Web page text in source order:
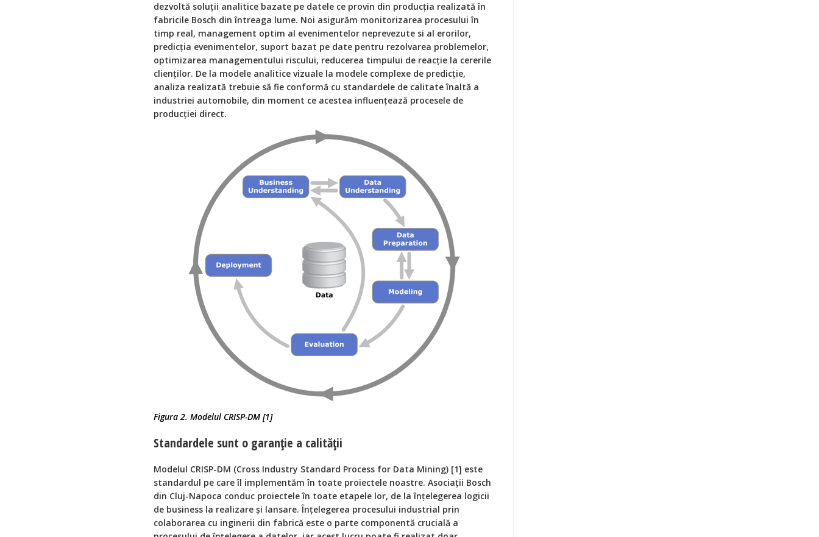
dezvoltă soluții analitice bazate pe datele ce provin din producția realizată în
fabricile Bosch din întreaga lume. Noi asigurăm monitorizarea procesului în
timp real, management optim al evenimentelor neprevezute si al erorilor,
predicția evenimentelor, suport bazat pe date pentru rezolvarea problemelor,
optimizarea managementului riscului, reducerea timpului de reacție la cererile
clienților. De la modele analitice vizuale la modele complexe de predicție,
analiza realizată trebuie să fie conformă cu standardele de calitate înaltă a
industriei automobile, din moment ce acestea influențează procesele de
producției direct.
Figura 2. Modelul CRISP-DM [1]
Standardele sunt o garanție a calității
Modelul CRISP-DM (Cross Industry Standard Process for Data Mining) [1] este
standardul pe care îl implementăm în toate proiectele noastre. Asociații Bosch
din Cluj-Napoca conduc proiectele în toate etapele lor, de la înțelegerea logicii
de business la realizare și lansare. Înțelegerea procesului industrial prin
colaborarea cu inginerii din fabrică este o parte componentă crucială a